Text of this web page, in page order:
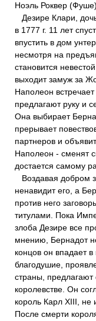
Ноэль Роквер
Дезире Клари,
в 1777 г. 11 лет
впустить в дом
несмотря на
становится
выходит замуж за
Наполеон
предлагают руку и
Она выбирает
прерывает
партнеров и
Наполеон - сменят
достается самому
Воздавая добром
ненавидит его, а
против него
титулами. Пока
злоба Дезире все
мнению, Бернадот
концов он впадает
благодушие,
страны, предлагают
королевстве. Он
король Карл XIII, не
После смерти